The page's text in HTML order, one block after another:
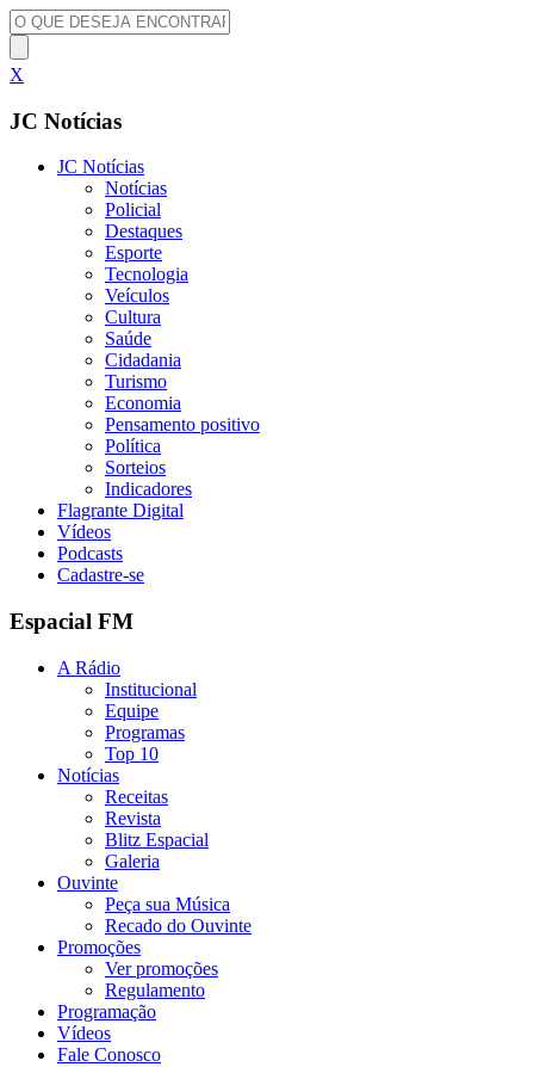
X
JC Notícias
JC Notícias
Notícias
Policial
Destaques
Esporte
Tecnologia
Veículos
Cultura
Saúde
Cidadania
Turismo
Economia
Pensamento positivo
Política
Sorteios
Indicadores
Flagrante Digital
Vídeos
Podcasts
Cadastre-se
Espacial FM
A Rádio
Institucional
Equipe
Programas
Top 10
Notícias
Receitas
Revista
Blitz Espacial
Galeria
Ouvinte
Peça sua Música
Recado do Ouvinte
Promoções
Ver promoções
Regulamento
Programação
Vídeos
Fale Conosco